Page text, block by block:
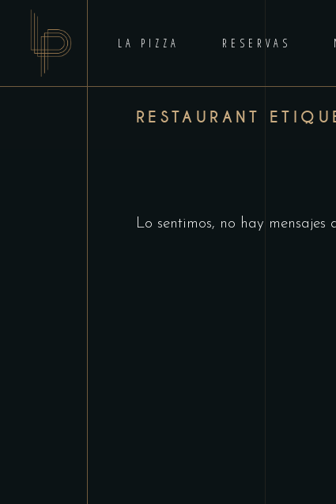
LA PIZZA RESERVAS
RESTAURANT
Lo sentimos, no hay mensajes